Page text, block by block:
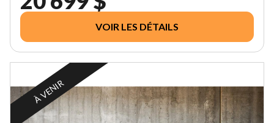
VOIR LES DÉTAILS
À VENIR